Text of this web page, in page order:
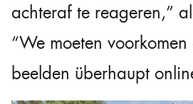
achteraf te reageren,”
“We moeten
beelden überhaupt